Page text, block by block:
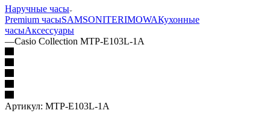
Наручные часы
Premium часыSAMSONITERIMOWAКухонные
часыАксессуары
—Casio Collection MTP-E103L-1A
Артикул: MTP-E103L-1A